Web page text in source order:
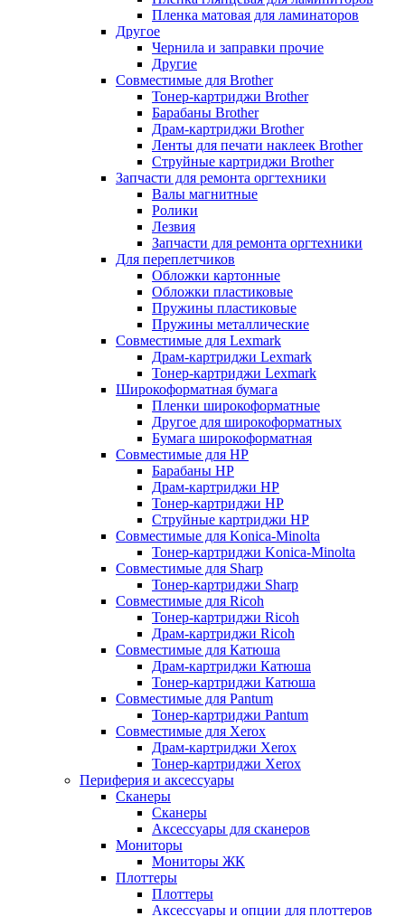
Пленка матовая для ламинаторов
Другое
Чернила и заправки прочие
Другие
Совместимые для Brother
Тонер-картриджи Brother
Барабаны Brother
Драм-картриджи Brother
Ленты для печати наклеек Brother
Струйные картриджи Brother
Запчасти для ремонта оргтехники
Валы магнитные
Ролики
Лезвия
Запчасти для ремонта оргтехники
Для переплетчиков
Обложки картонные
Обложки пластиковые
Пружины пластиковые
Пружины металлические
Совместимые для Lexmark
Драм-картриджи Lexmark
Тонер-картриджи Lexmark
Широкоформатная бумага
Пленки широкоформатные
Другое для широкоформатных
Бумага широкоформатная
Совместимые для HP
Барабаны HP
Драм-картриджи HP
Тонер-картриджи HP
Струйные картриджи HP
Совместимые для Konica-Minolta
Тонер-картриджи Konica-Minolta
Совместимые для Sharp
Тонер-картриджи Sharp
Совместимые для Ricoh
Тонер-картриджи Ricoh
Драм-картриджи Ricoh
Совместимые для Катюша
Драм-картриджи Катюша
Тонер-картриджи Катюша
Совместимые для Pantum
Тонер-картриджи Pantum
Совместимые для Xerox
Драм-картриджи Xerox
Тонер-картриджи Xerox
Периферия и аксессуары
Сканеры
Сканеры
Аксессуары для сканеров
Мониторы
Мониторы ЖК
Плоттеры
Плоттеры
Аксессуары и опции для плоттеров